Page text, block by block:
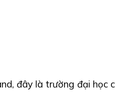
đây là trường đại học